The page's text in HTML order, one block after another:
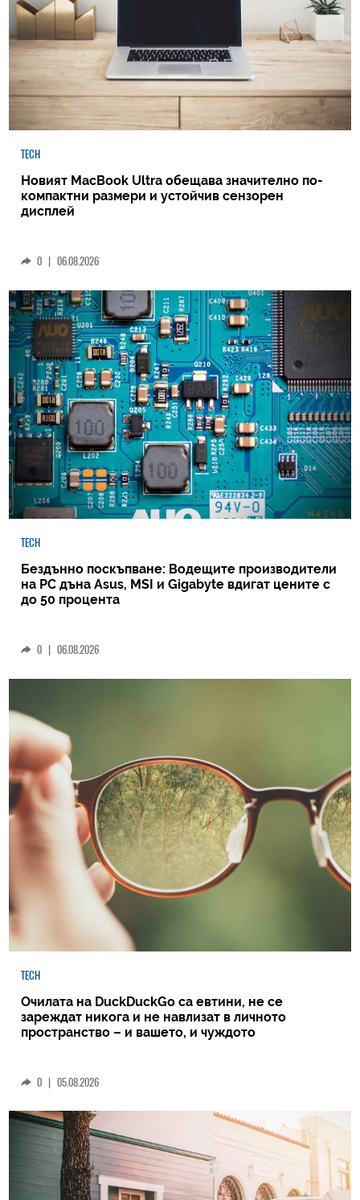
TECH
Новият MacBook Ultra обещава значително по-
компактни размери и устойчив сензорен
дисплей
0 | 06.08.2026
TECH
Бездънно поскъпване: Водещите производители
на РС дъна Asus, MSI и Gigabyte вдигат цените с
до 50 процента
0 | 06.08.2026
TECH
Очилата на DuckDuckGo са евтини, не се
зареждат никога и не навлизат в личното
пространство – и вашето, и чуждото
0 | 05.08.2026